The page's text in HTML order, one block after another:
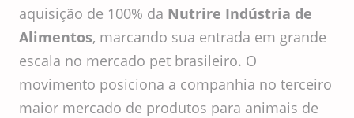
aquisição de 100% da Nutrire Indústria de
Alimentos, marcando sua entrada em grande
escala no mercado pet brasileiro. O
movimento posiciona a companhia no terceiro
maior mercado de produtos para animais de